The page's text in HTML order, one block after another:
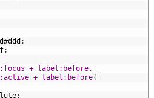
#ddd ;
;
+ label:before,
+ label:before{
;